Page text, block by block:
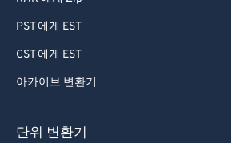
PST 에게 EST
CST 에게 EST
아카이브 변환기
단위 변환기